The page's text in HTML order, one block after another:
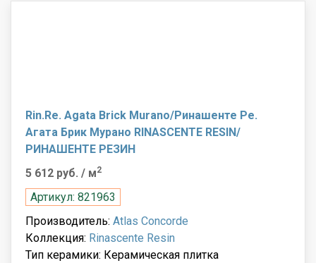
Rin.Re. Agata Brick Murano/Ринашенте Ре.
Агата Брик Мурано RINASCENTE RESIN/
РИНАШЕНТЕ РЕЗИН
5 612 руб. / м2
Артикул: 821963
Производитель: Atlas Concorde
Коллекция: Rinascente Resin
Тип керамики: Керамическая плитка